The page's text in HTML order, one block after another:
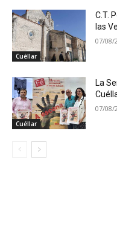
Cuéllar
C.T.
las
07/08/
Cuéllar
La
07/08/